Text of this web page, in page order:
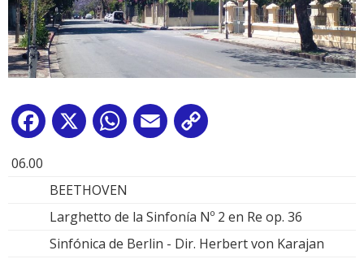
Facebook
X WhatsApp
Email
06.00
BEETHOVEN
Larghetto de la Sinfonía Nº 2 en Re op. 36
Sinfónica de Berlin - Dir. Herbert von Karajan